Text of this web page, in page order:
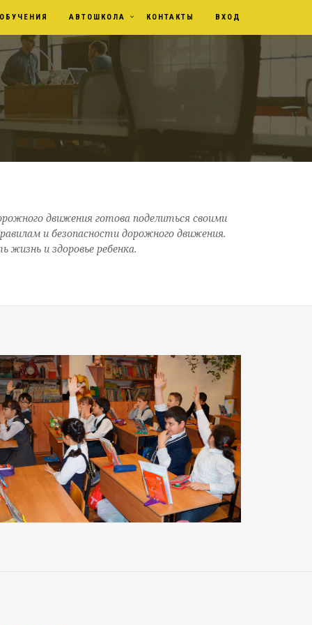
ОБУЧЕНИЯ АВТОШКОЛА КОНТАКТЫ ВХОД
движения готова поделиться своими
и безопасности дорожного движения.
жизнь и здоровье ребенка.